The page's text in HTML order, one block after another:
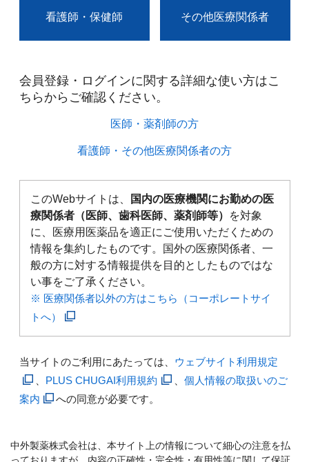
看護師・保健師 その他医療関係者
会員登録・ログインに関する詳細な使い方はこ
ちらからご確認ください。​
医師・薬剤師の方​
看護師・その他医療関係者の方​
このWebサイトは、
国内の医療機関にお勤めの医
療関係者（医師、歯科医師、薬剤師等）
を対象
に、医療用医薬品を適正にご使用いただくための
情報を集約したものです。国外の医療関係者、一
般の方に対する情報提供を目的としたものではな
い事をご了承ください。
※ 医療関係者以外の方はこちら（コーポレートサイ
トへ）
当サイトのご利用にあたっては、 ウェブサイト利用規定
PLUS CHUGAI利用規約
個人情報の取扱いのご
案内
への同意が必要です。
中外製薬株式会社は、本サイト上の情報について細心の注意を払
っておりますが、内容の正確性・完全性・有用性等に関して保証